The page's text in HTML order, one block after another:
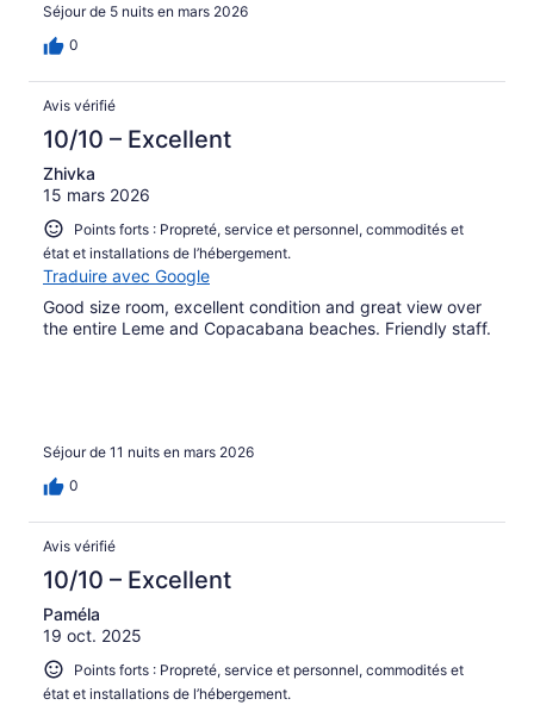
Séjour de 5 nuits en mars 2026
0
Avis vérifié
10/10 – Excellent
Zhivka
15 mars 2026
Points forts : Propreté, service et personnel, commodités et
état et installations de l’hébergement.
Traduire avec Google
Good size room, excellent condition and great view over
the entire Leme and Copacabana beaches. Friendly staff.
Séjour de 11 nuits en mars 2026
0
Avis vérifié
10/10 – Excellent
Paméla
19 oct. 2025
Points forts : Propreté, service et personnel, commodités et
état et installations de l’hébergement.